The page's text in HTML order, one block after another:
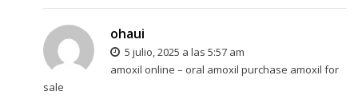
ohaui
5 julio, 2025 a las 5:57 am
amoxil online – oral amoxil purchase amoxil for
sale